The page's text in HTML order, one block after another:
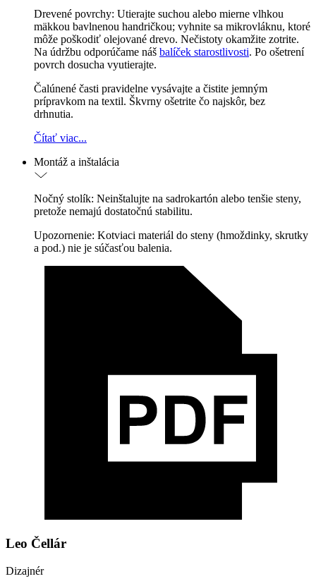
Drevené povrchy: Utierajte suchou alebo mierne vlhkou
mäkkou bavlnenou handričkou; vyhnite sa mikrovláknu, ktoré
môže poškodiť olejované drevo. Nečistoty okamžite zotrite.
Na údržbu odporúčame náš balíček starostlivosti. Po ošetrení
povrch dosucha vyutierajte.
Čalúnené časti pravidelne vysávajte a čistite jemným
prípravkom na textil. Škvrny ošetrite čo najskôr, bez
drhnutia.
Čítať viac...
Montáž a inštalácia
Nočný stolík: Neinštalujte na sadrokartón alebo tenšie steny,
pretože nemajú dostatočnú stabilitu.
Upozornenie: Kotviaci materiál do steny (hmoždinky, skrutky
a pod.) nie je súčasťou balenia.
Leo Čellár
Dizajnér